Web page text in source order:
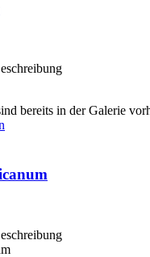
bereits in der Galerie